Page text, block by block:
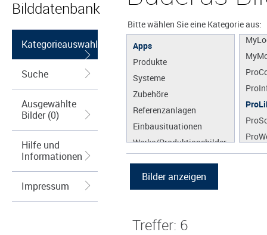
Bilddatenbank
Kategorieauswahl
Suche
Ausgewählte
Bilder (0)
Hilfe und
Informationen
Impressum
Bitte wählen Sie eine Kategorie aus:
Apps
Produkte
Systeme
Zubehöre
Referenzanlagen
Einbausituationen
Werke/Produktionsbilder
Grafiken
Treffer: 6